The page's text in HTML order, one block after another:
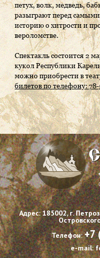
петух, волк, медведь,
разыграют перед
историю о хитрости и
вероломстве.
Спектакль состоится 2
кукол Республики
можно приобрести в
билетов по телефону:
Адрес: 185002, г.
Телефон:+7
e-mail: